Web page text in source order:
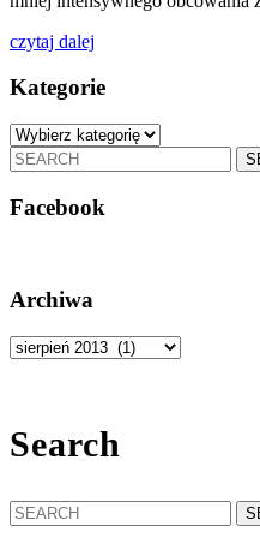
czytaj dalej
Kategorie
Kategorie
Search
for:
Facebook
Archiwa
Archiwa
Search
Search
for: